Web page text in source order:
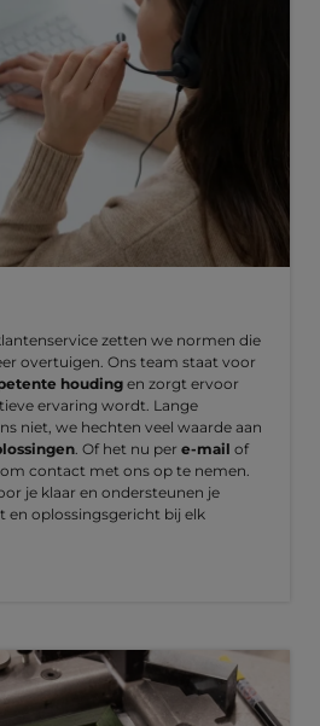
zetten we normen die
overtuigen. Ons team staat voor
houding en zorgt ervoor
ervaring wordt. Lange
niet, we hechten veel waarde aan
. Of het nu per e-mail of
om contact met ons op te nemen.
je klaar en ondersteunen je
en oplossingsgericht bij elk